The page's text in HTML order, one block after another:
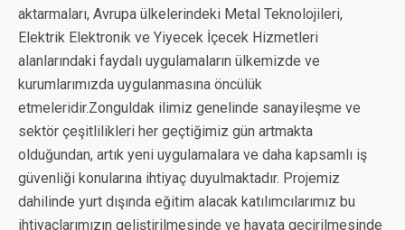
aktarmaları, Avrupa ülkelerindeki Metal Teknolojileri,
Elektrik Elektronik ve Yiyecek İçecek Hizmetleri
alanlarındaki faydalı uygulamaların ülkemizde ve
kurumlarımızda uygulanmasına öncülük
etmeleridir.Zonguldak ilimiz genelinde sanayileşme ve
sektör çeşitlilikleri her geçtiğimiz gün artmakta
olduğundan, artık yeni uygulamalara ve daha kapsamlı iş
güvenliği konularına ihtiyaç duyulmaktadır. Projemiz
dahilinde yurt dışında eğitim alacak katılımcılarımız bu
ihtiyaçlarımızın geliştirilmesinde ve hayata geçirilmesinde